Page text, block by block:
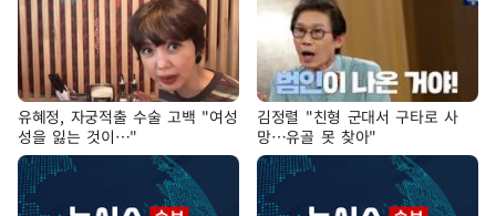
유혜정, 자궁적출 수술 고백 "여성
성을 잃는 것이…"
김정렬 "친형 군대서 구타로 사
망…유골 못 찾아"